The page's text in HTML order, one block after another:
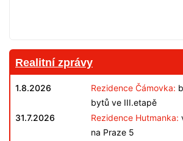
Realitní zprávy
1.8.2026 Rezidence Čámovka:
bytů ve III.etapě
31.7.2026
Rezidence Hutmanka:
na Praze 5